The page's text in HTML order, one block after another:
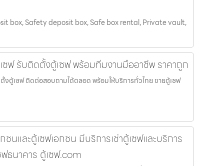
box, Safety deposit box, Safe box rental, Private vault,
ซฟ รับติดตั้งตู้เซฟ พร้อมทีมงานมืออาชีพ ราคาถูก
งตู้เซฟ ติดต่อสอบถามได้ตลอด พร้อมให้บริการทั่วไทย ขายตู้เซฟ
นและตู้เซฟเอกชน มีบริการเช่าตู้เซฟและบริการ
ธนาคาร ตู้เซฟ.com